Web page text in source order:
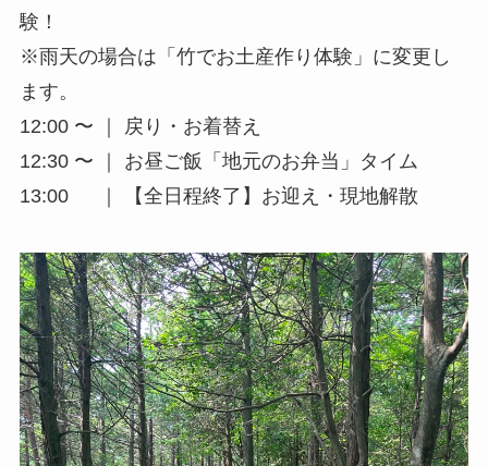
験！
※雨天の場合は「竹でお土産作り体験」に変更し
ます。
12:00 〜 ｜ 戻り・お着替え
12:30 〜 ｜ お昼ご飯「地元のお弁当」タイム
13:00 ｜ 【全日程終了】お迎え・現地解散